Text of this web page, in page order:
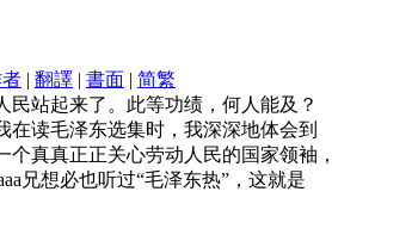
| 翻譯 | 書面 | 简繁
民站起来了。此等功绩，何人能及？
在读毛泽东选集时，我深深地体会到
真真正正关心劳动人民的国家领袖，
兄想必也听过“毛泽东热”，这就是